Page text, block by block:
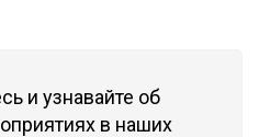
и узнавайте об
в наших